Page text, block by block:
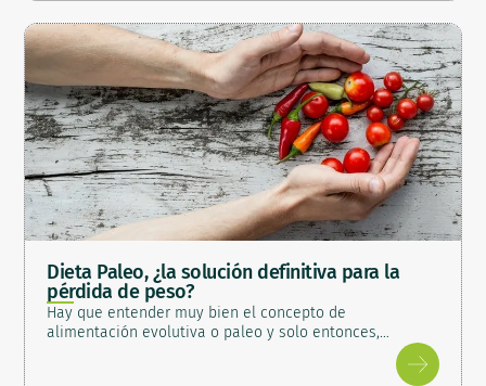
Dieta Paleo, ¿la solución definitiva para la
pérdida de peso?
Hay que entender muy bien el concepto de
alimentación evolutiva o paleo y solo entonces,…